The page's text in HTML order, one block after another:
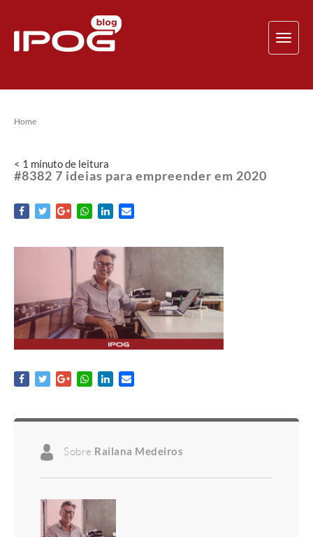
Home
< 1 minutode leitura
#8382 7 ideias para empreender em 2020
Sobre Railana Medeiros